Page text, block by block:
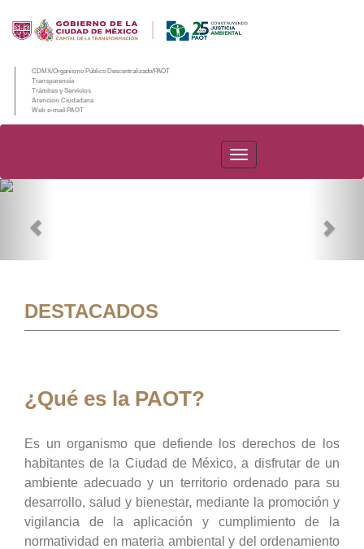
CDMX/Organismo Público Descentralizado/PAOT
Transparencia
Trámites y Servicios
Atención Ciudadana
Web e-mail PAOT
PAOT
DESTACADOS
¿Qué es la PAOT?
Es un organismo que defiende los derechos de los
habitantes de la Ciudad de México, a disfrutar de un
ambiente adecuado y un territorio ordenado para su
desarrollo, salud y bienestar, mediante la promoción y
vigilancia de la aplicación y cumplimiento de la
normatividad en materia ambiental y del ordenamiento